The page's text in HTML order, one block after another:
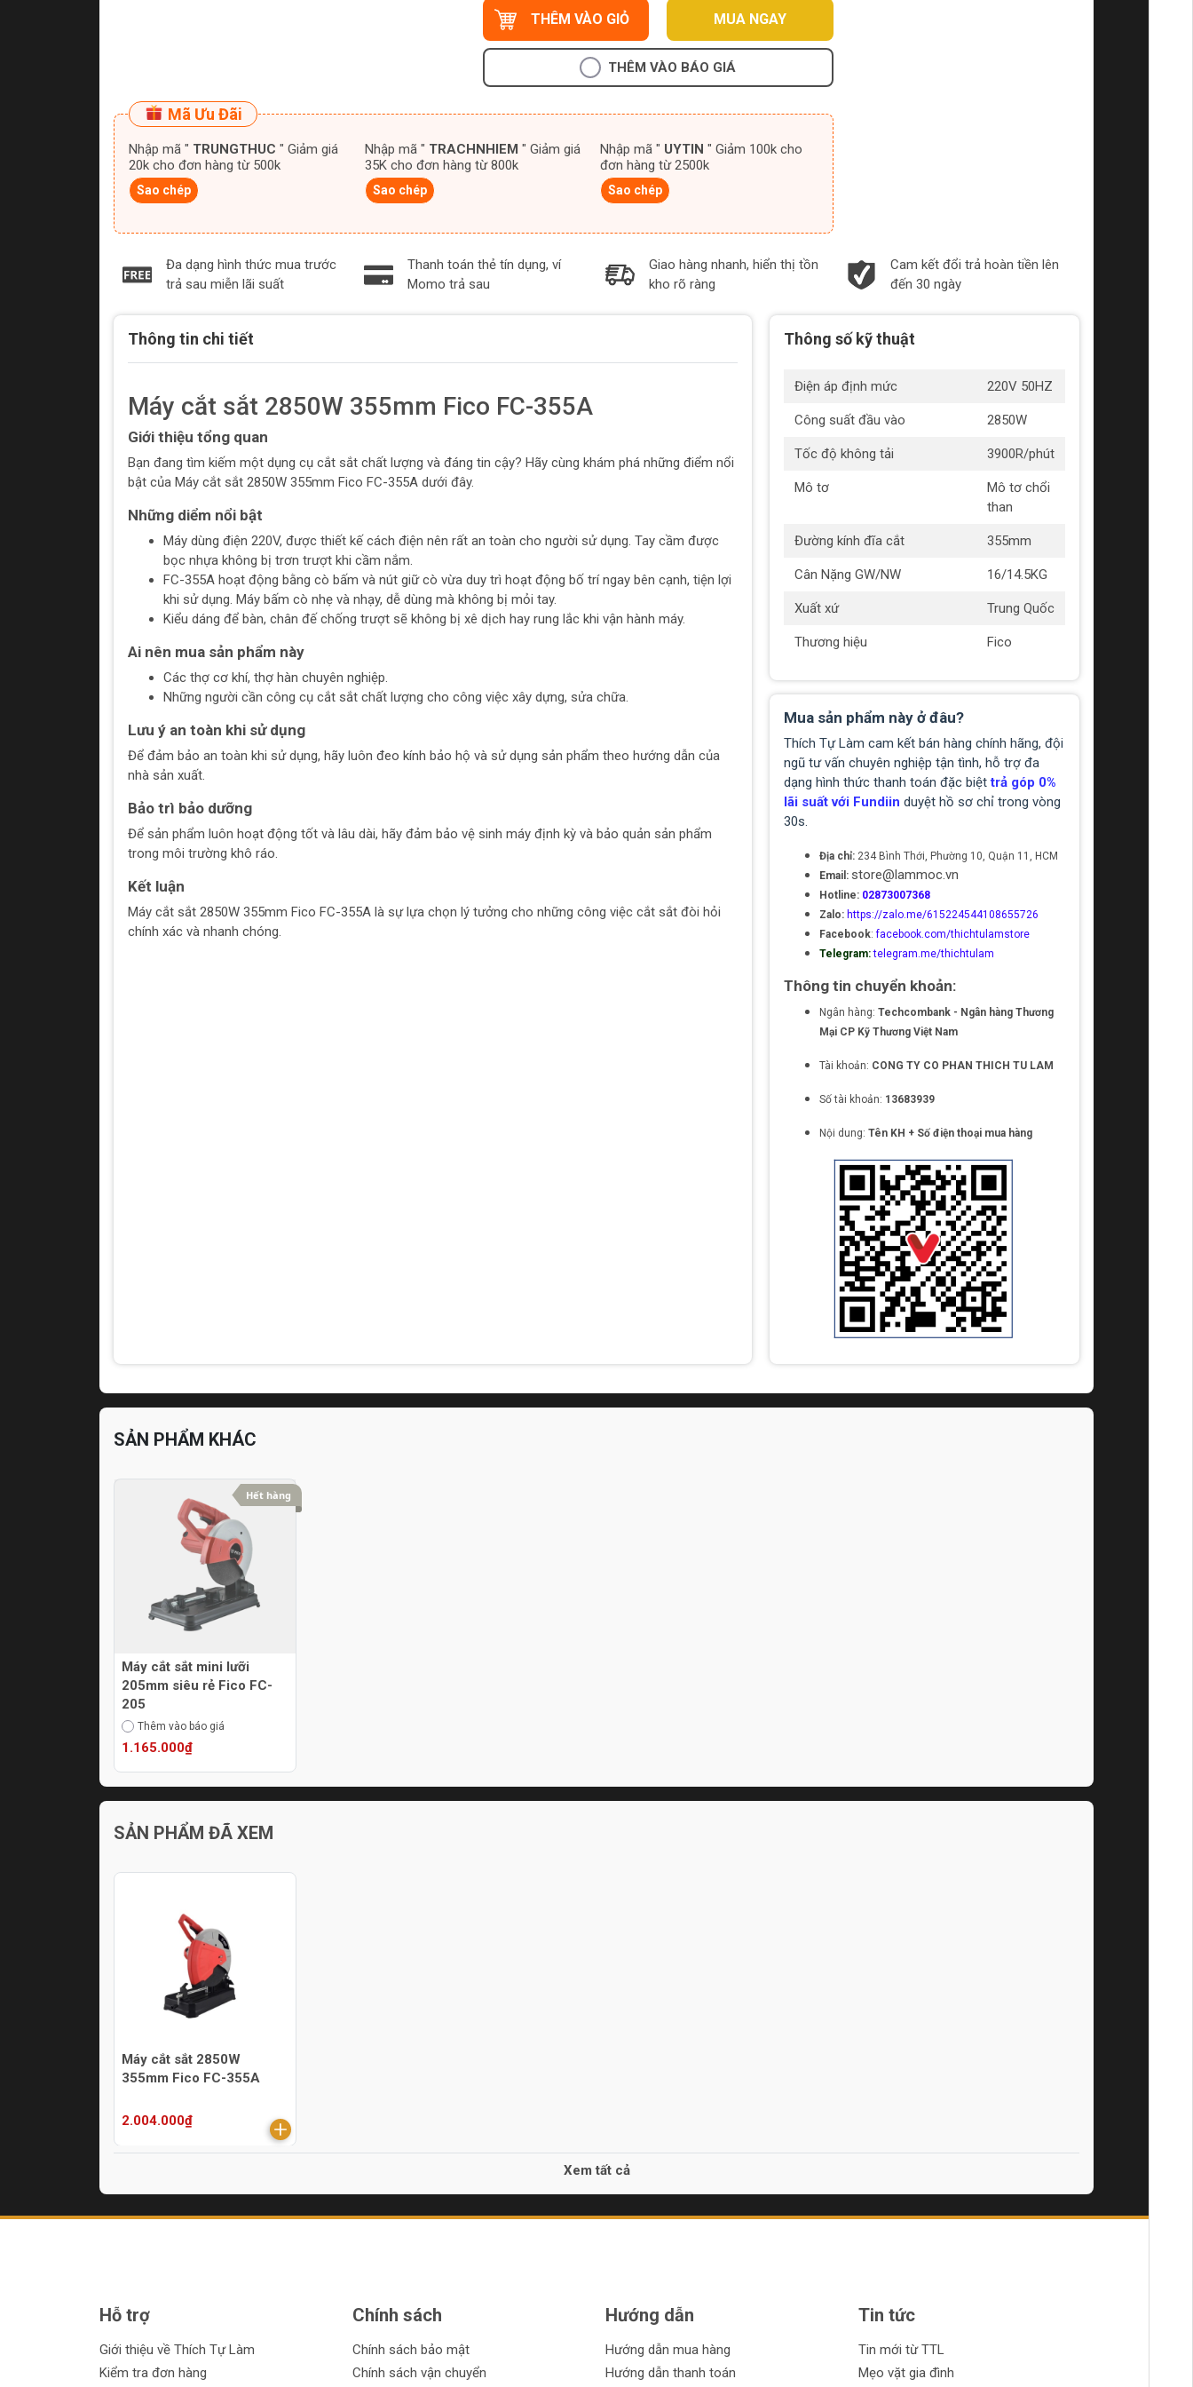
THÊM VÀO GIỎ MUA NGAY
THÊM VÀO BÁO GIÁ
Mã Ưu Đãi
Nhập mã " TRUNGTHUC " Giảm giá
20k cho đơn hàng từ 500k
Sao chép
Nhập mã " TRACHNHIEM " Giảm giá
35K cho đơn hàng từ 800k
Sao chép
Nhập mã " UYTIN " Giảm 100k cho
đơn hàng từ 2500k
Sao chép
Đa dạng hình thức mua trước
trả sau miễn lãi suất
Thanh toán thẻ tín dụng, ví
Momo trả sau
Giao hàng nhanh, hiển thị tồn
kho rõ ràng
Cam kết đổi trả hoàn tiền lên
đến 30 ngày
Thông tin chi tiết
Máy cắt sắt 2850W 355mm Fico FC-355A
Giới thiệu tổng quan
Bạn đang tìm kiếm một dụng cụ cắt sắt chất lượng và đáng tin cậy? Hãy cùng khám phá những điểm nổi
bật của Máy cắt sắt 2850W 355mm Fico FC-355A dưới đây.
Những diểm nổi bật
Máy dùng điện 220V, được thiết kế cách điện nên rất an toàn cho người sử dụng. Tay cầm được
bọc nhựa không bị trơn trượt khi cầm nắm.
FC-355A hoạt động bằng cò bấm và nút giữ cò vừa duy trì hoạt động bố trí ngay bên cạnh, tiện lợi
khi sử dụng. Máy bấm cò nhẹ và nhạy, dễ dùng mà không bị mỏi tay.
Kiểu dáng để bàn, chân đế chống trượt sẽ không bị xê dịch hay rung lắc khi vận hành máy.
Ai nên mua sản phẩm này
Các thợ cơ khí, thợ hàn chuyên nghiệp.
Những người cần công cụ cắt sắt chất lượng cho công việc xây dựng, sửa chữa.
Lưu ý an toàn khi sử dụng
Để đảm bảo an toàn khi sử dụng, hãy luôn đeo kính bảo hộ và sử dụng sản phẩm theo hướng dẫn của
nhà sản xuất.
Bảo trì bảo dưỡng
Để sản phẩm luôn hoạt động tốt và lâu dài, hãy đảm bảo vệ sinh máy định kỳ và bảo quản sản phẩm
trong môi trường khô ráo.
Kết luận
Máy cắt sắt 2850W 355mm Fico FC-355A là sự lựa chọn lý tưởng cho những công việc cắt sắt đòi hỏi
chính xác và nhanh chóng.
Thông số kỹ thuật
Điện áp định mức 220V 50HZ
Công suất đầu vào 2850W
Tốc độ không tải 3900R/phút
Mô tơ
Mô tơ chổi
than
Đường kính đĩa cắt 355mm
Cân Nặng GW/NW 16/14.5KG
Xuất xứ Trung Quốc
Thương hiệu Fico
Mua sản phẩm này ở đâu?
Thích Tự Làm cam kết bán hàng chính hãng, đội
ngũ tư vấn chuyên nghiệp tận tình, hỗ trợ đa
dạng hình thức thanh toán đặc biệttrả góp 0%
lãi suất với Fundiin duyệt hồ sơ chỉ trong vòng
30s.
Địa chỉ: 234 Bình Thới, Phường 10, Quận 11, HCM
Email: store@lammoc.vn
Hotline: 02873007368
Zalo: https://zalo.me/615224544108655726
Facebook:facebook.com/thichtulamstore
Telegram: telegram.me/thichtulam
Thông tin chuyển khoản:
Ngân hàng: Techcombank - Ngân hàng Thương
Mại CP Kỹ Thương Việt Nam
Tài khoản: CONG TY CO PHAN THICH TU LAM
Số tài khoản: 13683939
Nội dung: Tên KH + Số điện thoại mua hàng
SẢN PHẨM KHÁC
Hết hàng
Máy cắt sắt mini lưỡi
205mm siêu rẻ Fico FC-
205
Thêm vào báo giá
1.165.000₫
SẢN PHẨM ĐÃ XEM
Máy cắt sắt 2850W
355mm Fico FC-355A
2.004.000₫
Xem tất cả
Hỗ trợ
Giới thiệu về Thích Tự Làm
Kiểm tra đơn hàng
Chính sách
Chính sách bảo mật
Chính sách vận chuyển
Hướng dẫn
Hướng dẫn mua hàng
Hướng dẫn thanh toán
Tin tức
Tin mới từ TTL
Mẹo vặt gia đình